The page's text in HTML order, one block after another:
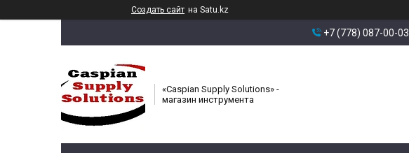
Создать сайт на Satu.kz
+7 (778) 087-00-03
«Caspian Supply Solutions» -
магазин инструмента